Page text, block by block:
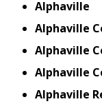
Alphaville
Alphaville
Alphaville
Alphaville
Alphaville